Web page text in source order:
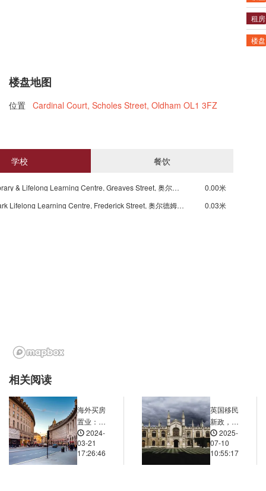
租房
楼盘
楼盘地图
位置 Cardinal Court, Scholes Street, Oldham OL1 3FZ
学校 餐饮
Oldham Library & Lifelong Learning Centre, Greaves Street, 奥尔德姆, OL1 1, 英国
0.00米
Werneth Park Lifelong Learning Centre, Frederick Street, 奥尔德姆, OL8 4, 英国
0.03米
相关阅读
海外买房
置业：海
外房产市
场的未来
趋势与预
2024-
03-21
17:26:46
英国移民
新政，学
历薪资门
槛双双拔
高！留学
2025-
07-10
10:55:17